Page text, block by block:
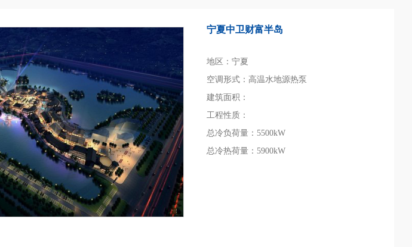
宁夏中卫财富半岛
地区：宁夏
空调形式：高温水地源热泵
建筑面积：
工程性质：
总冷负荷量：5500kW
总冷热荷量：5900kW